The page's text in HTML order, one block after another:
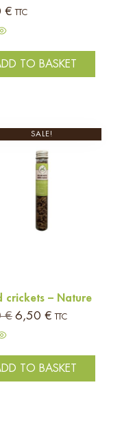
€ TTC
TO BASKET
SALE!
crickets – Nature
€ 6,50 € TTC
TO BASKET